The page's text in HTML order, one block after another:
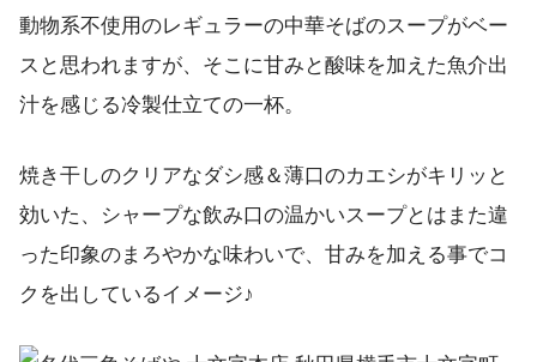
動物系不使用のレギュラーの中華そばのスープがベー
スと思われますが、そこに甘みと酸味を加えた魚介出
汁を感じる冷製仕立ての一杯。
焼き干しのクリアなダシ感＆薄口のカエシがキリッと
効いた、シャープな飲み口の温かいスープとはまた違
った印象のまろやかな味わいで、甘みを加える事でコ
クを出しているイメージ♪